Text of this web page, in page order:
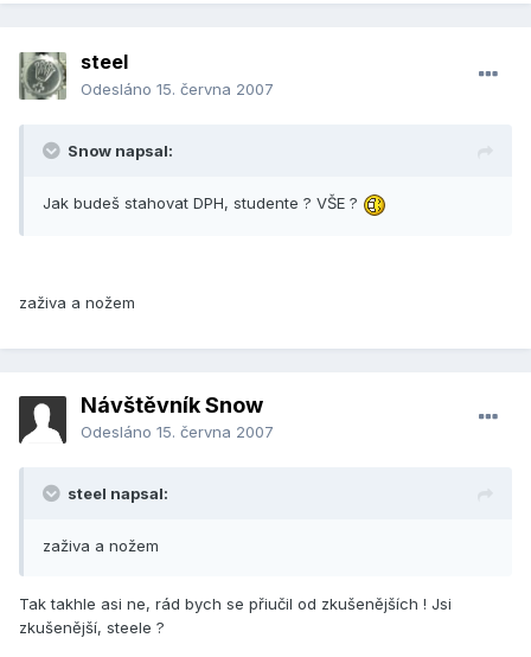
steel
Odesláno 15. června 2007
Snow napsal:
Jak budeš stahovat DPH, studente ? VŠE ?
zaživa a nožem
Návštěvník Snow
Odesláno 15. června 2007
steel napsal:
zaživa a nožem
Tak takhle asi ne, rád bych se přiučil od zkušenějších ! Jsi
zkušenější, steele ?